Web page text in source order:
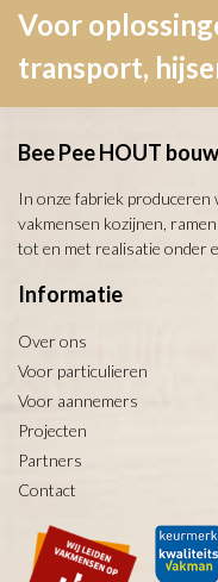
Voor
transport,
Bee Pee HOUT bouw
In onze fabriek
vakmensen kozijnen,
tot en met realisatie onder
Informatie
Over ons
Voor particulieren
Voor aannemers
Projecten
Partners
Contact